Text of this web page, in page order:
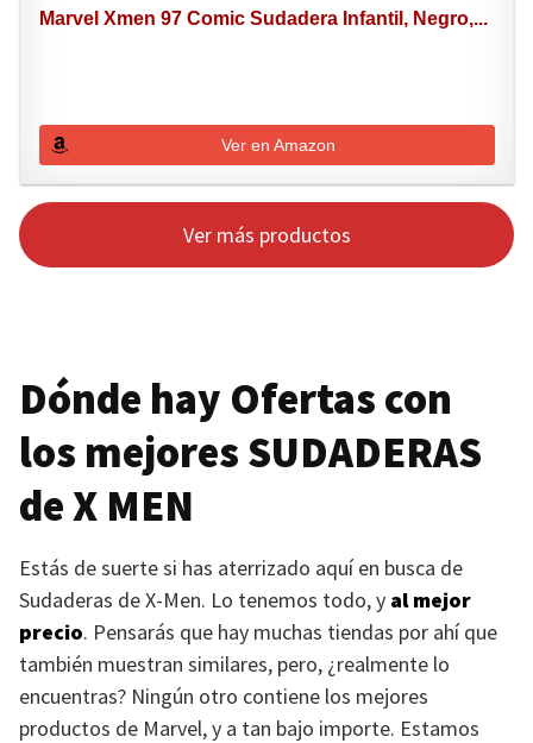
Marvel Xmen 97 Comic Sudadera Infantil, Negro,...
Ver en Amazon
Ver más productos
Dónde hay Ofertas con
los mejores SUDADERAS
deX MEN
Estás de suerte si has aterrizado aquí en busca de
Sudaderas de X-Men. Lo tenemos todo, y al mejor
precio. Pensarás que hay muchas tiendas por ahí que
también muestran similares, pero, ¿realmente lo
encuentras? Ningún otro contiene los mejores
productos de Marvel, y a tan bajo importe. Estamos